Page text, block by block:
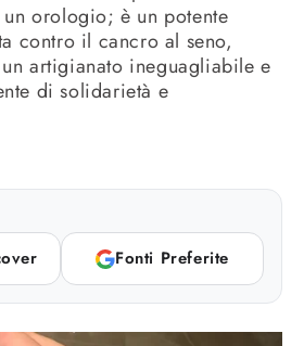
orologio; è un potente
contro il cancro al seno,
artigianato ineguagliabile e
di solidarietà e
Fonti Preferite